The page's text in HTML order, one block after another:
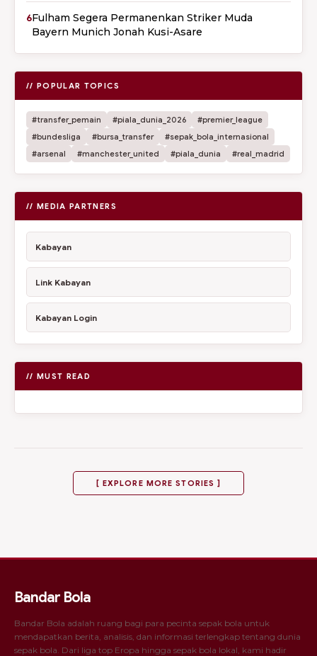
6Fulham Segera Permanenkan Striker Muda
Bayern Munich Jonah Kusi-Asare
// POPULAR TOPICS
#transfer_pemain #piala_dunia_2026
#premier_league
#bundesliga
#bursa_transfer
#sepak_bola_internasional
#arsenal
#manchester_united #piala_dunia #real_madrid
// MEDIA PARTNERS
Kabayan
Link Kabayan
Kabayan Login
// MUST READ
[ EXPLORE MORE STORIES ]
Bandar Bola
Bandar Bola adalah ruang bagi para pecinta sepak bola untuk
mendapatkan berita, analisis, dan informasi terlengkap tentang dunia
sepak bola. Dari liga top Eropa hingga sepak bola lokal, kami hadir